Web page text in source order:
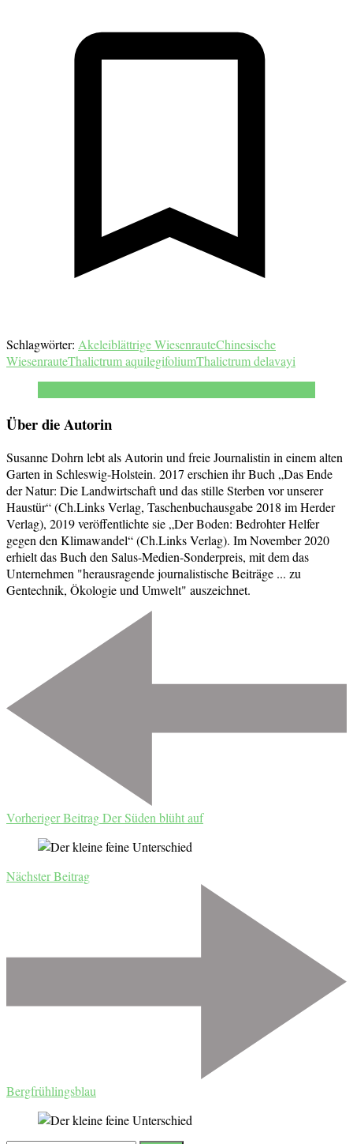
Schlagwörter: Akeleiblättrige WiesenrauteChinesische
WiesenrauteThalictrum aquilegifoliumThalictrum delavayi
Über die Autorin
Susanne Dohrn lebt als Autorin und freie Journalistin in einem alten
Garten in Schleswig-Holstein. 2017 erschien ihr Buch „Das Ende
der Natur: Die Landwirtschaft und das stille Sterben vor unserer
Haustür“ (Ch.Links Verlag, Taschenbuchausgabe 2018 im Herder
Verlag), 2019 veröffentlichte sie „Der Boden: Bedrohter Helfer
gegen den Klimawandel“ (Ch.Links Verlag). Im November 2020
erhielt das Buch den Salus-Medien-Sonderpreis, mit dem das
Unternehmen "herausragende journalistische Beiträge ... zu
Gentechnik, Ökologie und Umwelt" auszeichnet.
Beitragsnavigation
Vorheriger BeitragDer Süden blüht auf
Nächster Beitrag
Bergfrühlingsblau